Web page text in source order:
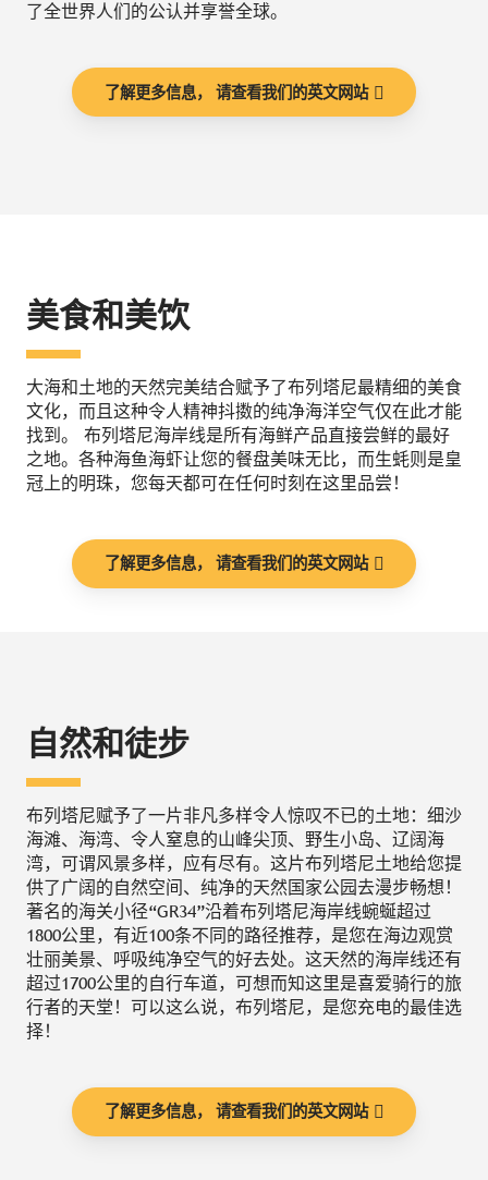
了全世界人们的公认并享誉全球。
了解更多信息， 请查看我们的英文网站
美食和美饮
大海和土地的天然完美结合赋予了布列塔尼最精细的美食
文化，而且这种令人精神抖擞的纯净海洋空气仅在此才能
找到。 布列塔尼海岸线是所有海鲜产品直接尝鲜的最好
之地。各种海鱼海虾让您的餐盘美味无比，而生蚝则是皇
冠上的明珠，您每天都可在任何时刻在这里品尝！
了解更多信息， 请查看我们的英文网站
自然和徒步
布列塔尼赋予了一片非凡多样令人惊叹不已的土地：细沙
海滩、海湾、令人窒息的山峰尖顶、野生小岛、辽阔海
湾，可谓风景多样，应有尽有。这片布列塔尼土地给您提
供了广阔的自然空间、纯净的天然国家公园去漫步畅想！
著名的海关小径“GR34”沿着布列塔尼海岸线蜿蜒超过
1800公里，有近100条不同的路径推荐，是您在海边观赏
壮丽美景、呼吸纯净空气的好去处。这天然的海岸线还有
超过1700公里的自行车道，可想而知这里是喜爱骑行的旅
行者的天堂！可以这么说，布列塔尼，是您充电的最佳选
择！
了解更多信息， 请查看我们的英文网站